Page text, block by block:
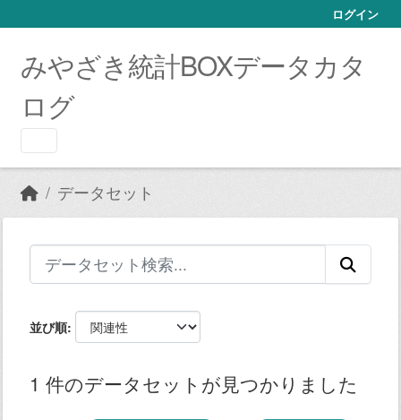
ログイン
みやざき統計BOXデータカタ
ログ
データセット
並び順
1 件のデータセットが見つかりました